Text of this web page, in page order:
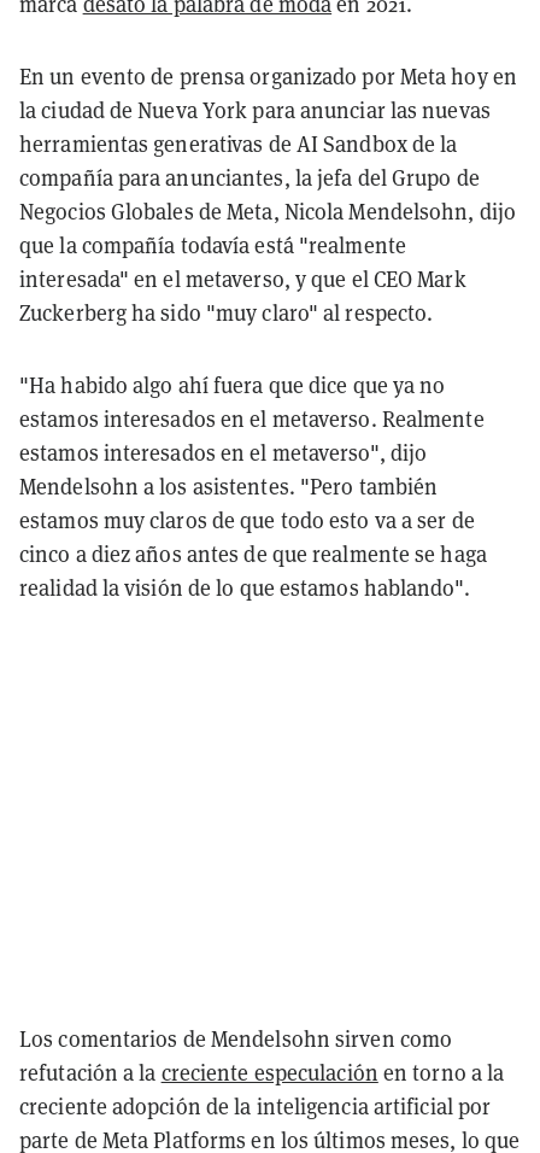
En un evento de prensa organizado por Meta hoy en
la ciudad de Nueva York para anunciar las nuevas
herramientas generativas de AI Sandbox de la
compañía para anunciantes, la jefa del Grupo de
Negocios Globales de Meta, Nicola Mendelsohn, dijo
que la compañía todavía está "realmente
interesada" en el metaverso, y que el CEO Mark
Zuckerberg ha sido "muy claro" al respecto.
"Ha habido algo ahí fuera que dice que ya no
estamos interesados en el metaverso. Realmente
estamos interesados en el metaverso", dijo
Mendelsohn a los asistentes. "Pero también
estamos muy claros de que todo esto va a ser de
cinco a diez años antes de que realmente se haga
realidad la visión de lo que estamos hablando".
Los comentarios de Mendelsohn sirven como
refutación a la creciente especulación en torno a la
creciente adopción de la inteligencia artificial por
parte de Meta Platforms en los últimos meses, lo que